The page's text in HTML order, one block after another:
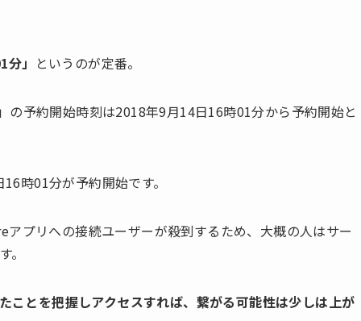
」 というのが定番。
予約開始時刻は2018年9月14日16時01分から予約開始と
時01分が予約開始です。
プリへの接続ユーザーが殺到するため、大概の人はサー
ことを把握しアクセスすれば、繋がる可能性は少しは上が